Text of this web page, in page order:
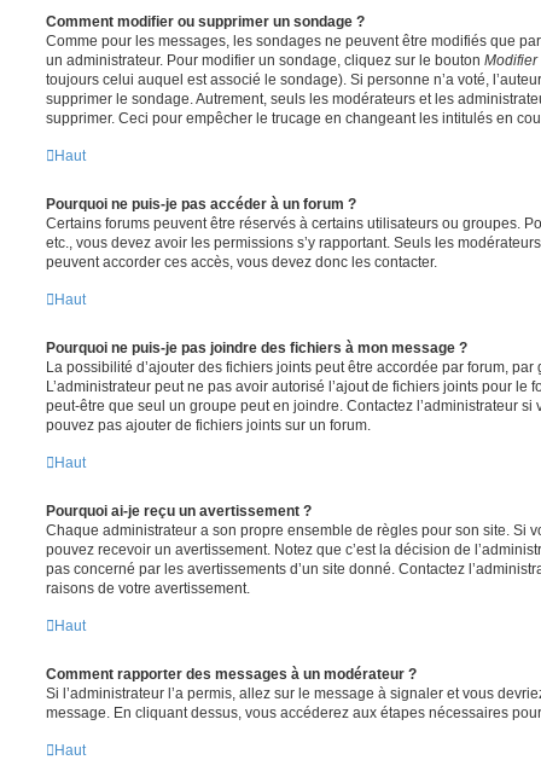
Comment modifier ou supprimer un sondage ?
Comme pour les messages, les sondages ne peuvent être modifiés que
un administrateur. Pour modifier un sondage, cliquez sur le bouton Modifier
toujours celui auquel est associé le sondage). Si personne n’a voté,
supprimer le sondage. Autrement, seuls les modérateurs et les
supprimer. Ceci pour empêcher le trucage en changeant les intitulés en
Haut
Pourquoi ne puis-je pas accéder à un forum ?
Certains forums peuvent être réservés à certains utilisateurs ou groupes.
etc., vous devez avoir les permissions s’y rapportant. Seuls les
peuvent accorder ces accès, vous devez donc les contacter.
Haut
Pourquoi ne puis-je pas joindre des fichiers à mon message ?
La possibilité d’ajouter des fichiers joints peut être accordée par forum, par
L’administrateur peut ne pas avoir autorisé l’ajout de fichiers joints pour le
peut-être que seul un groupe peut en joindre. Contactez l’administrateur
pouvez pas ajouter de fichiers joints sur un forum.
Haut
Pourquoi ai-je reçu un avertissement ?
Chaque administrateur a son propre ensemble de règles pour son site. Si
pouvez recevoir un avertissement. Notez que c’est la décision de
pas concerné par les avertissements d’un site donné. Contactez
raisons de votre avertissement.
Haut
Comment rapporter des messages à un modérateur ?
Si l’administrateur l’a permis, allez sur le message à signaler et vous
message. En cliquant dessus, vous accéderez aux étapes nécessaires
Haut